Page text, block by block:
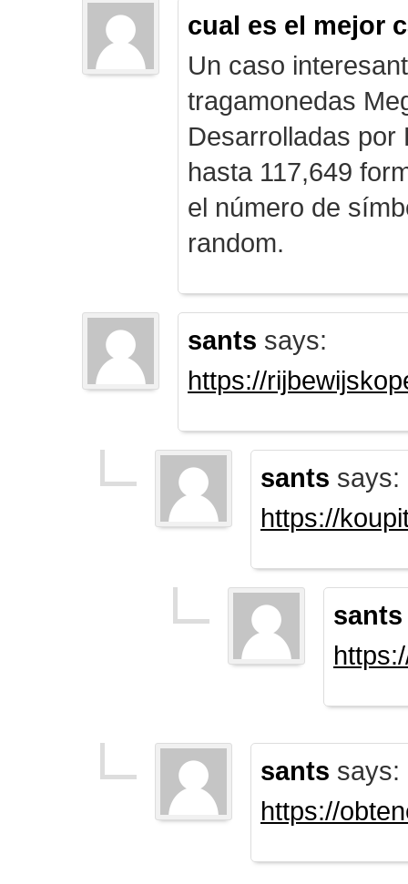
cual es el mejor
Un caso
tragamonedas
Desarrolladas por
hasta 117,649
el número de
random.
sants says:
https://
sants says:
https://
sants
sants says:
https://